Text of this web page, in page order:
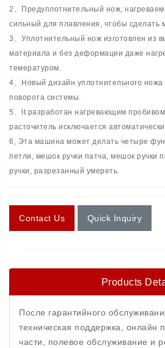
2、Предуплотнительный нож,
сильный для плавления, чтобы
3、Уплотнительный нож изготовлен из
материала и без деформации даже
темературом.
4、Новый дизайн уплотнительного
поворота системы.
5、lt разработан нагревающим
расточитель исключается
6, Эта машина может делать четыре
петли, мешок ручки патча, мешок ручки
ручки, разрезанный умереть.
Contact Us Quick Inquiry
Products
После гарантийного
техническая поддержка, онлайн
части, полевое обслуживание и